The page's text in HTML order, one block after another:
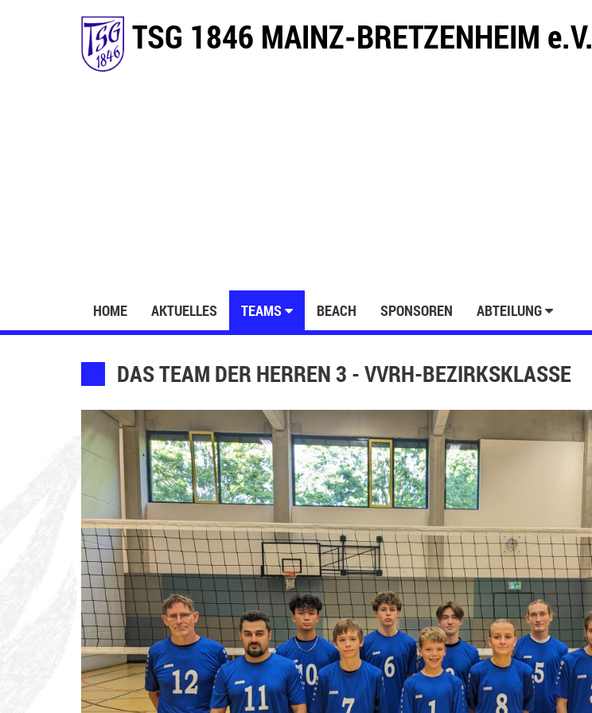
TSG 1846 MAINZ-BRETZENHEIM e.V.
HOME AKTUELLES TEAMS BEACH SPONSOREN ABTEILUNG
DAS TEAM DER HERREN 3 - VVRH-BEZIRKSKLASSE